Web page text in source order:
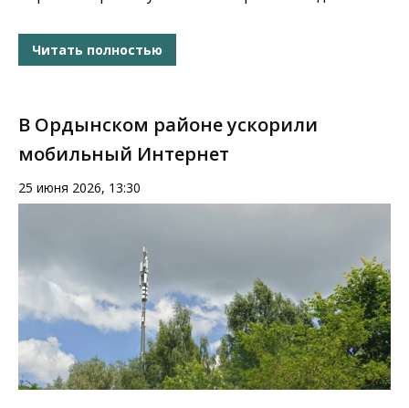
Читать полностью
В Ордынском районе ускорили
мобильный Интернет
25 июня 2026, 13:30